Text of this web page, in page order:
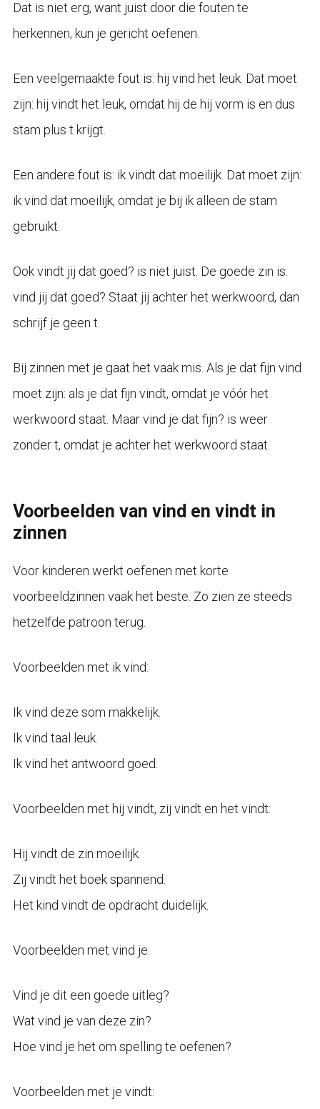
Dat is niet erg, want juist door die fouten te
herkennen, kun je gericht oefenen.
Een veelgemaakte fout is: hij vind het leuk. Dat moet
zijn: hij vindt het leuk, omdat hij de hij vorm is en dus
stam plus t krijgt.
Een andere fout is: ik vindt dat moeilijk. Dat moet zijn:
ik vind dat moeilijk, omdat je bij ik alleen de stam
gebruikt.
Ook vindt jij dat goed? is niet juist. De goede zin is:
vind jij dat goed? Staat jij achter het werkwoord, dan
schrijf je geen t.
Bij zinnen met je gaat het vaak mis. Als je dat fijn vind
moet zijn: als je dat fijn vindt, omdat je vóór het
werkwoord staat. Maar vind je dat fijn? is weer
zonder t, omdat je achter het werkwoord staat.
Voorbeelden van vind en vindt in
zinnen
Voor kinderen werkt oefenen met korte
voorbeeldzinnen vaak het beste. Zo zien ze steeds
hetzelfde patroon terug.
Voorbeelden met ik vind:
Ik vind deze som makkelijk.
Ik vind taal leuk.
Ik vind het antwoord goed.
Voorbeelden met hij vindt, zij vindt en het vindt:
Hij vindt de zin moeilijk.
Zij vindt het boek spannend.
Het kind vindt de opdracht duidelijk.
Voorbeelden met vind je:
Vind je dit een goede uitleg?
Wat vind je van deze zin?
Hoe vind je het om spelling te oefenen?
Voorbeelden met je vindt: